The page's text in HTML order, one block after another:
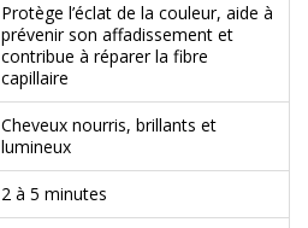
Protège l’éclat de la couleur, aide à
prévenir son affadissement et
contribue à réparer la fibre
capillaire
Cheveux nourris, brillants et
lumineux
2 à 5 minutes